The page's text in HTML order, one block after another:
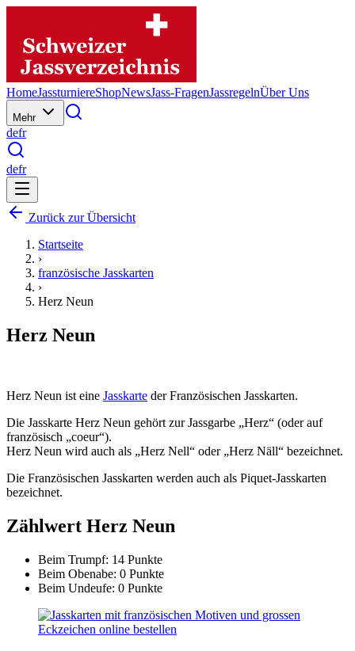
HomeJassturniereShopNewsJass-FragenJassregelnÜber Uns
Mehr
defr
defr
Zurück zur Übersicht
Startseite
›
französische Jasskarten
›
Herz Neun
Herz Neun
Herz Neun ist eine Jasskarte der Französischen Jasskarten.
Die Jasskarte Herz Neun gehört zur Jassgarbe „Herz“ (oder auf
französisch „coeur“).
Herz Neun wird auch als „Herz Nell“ oder „Herz Näll“ bezeichnet.
Die Französischen Jasskarten werden auch als Piquet-Jasskarten
bezeichnet.
Zählwert Herz Neun
Beim Trumpf: 14 Punkte
Beim Obenabe: 0 Punkte
Beim Undeufe: 0 Punkte